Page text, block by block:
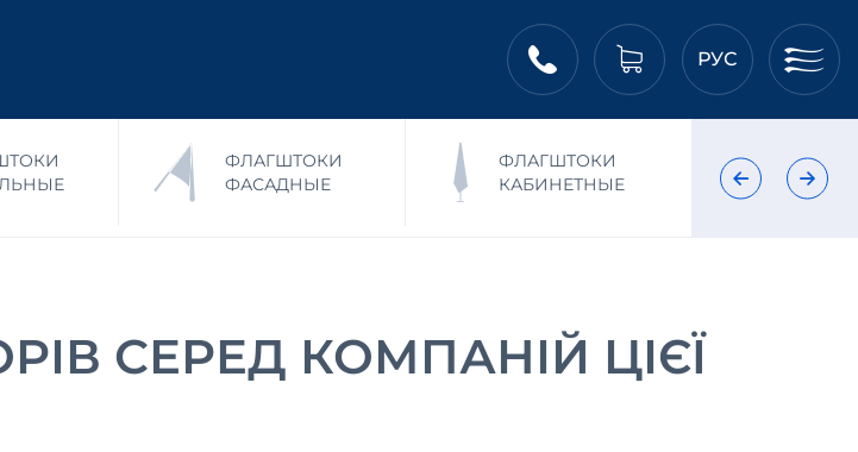
РУС
ФЛАГШТОКИ
ФАСАДНЫЕ
ФЛАГШТОКИ
КАБИНЕТНЫЕ
СЕРЕД КОМПАНІЙ ЦІЄЇ